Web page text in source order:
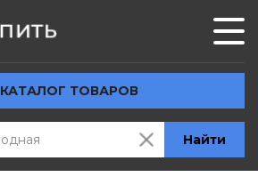
КАТАЛОГ ТОВАРОВ
Найти